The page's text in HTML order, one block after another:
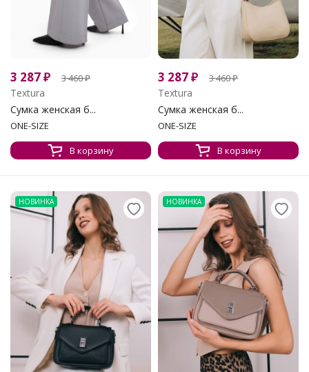
3 287₽ 3 460₽
Textura
Сумка женская б...
ONE-SIZE
В корзину
3 287₽ 3 460₽
Textura
Сумка женская б...
ONE-SIZE
В корзину
НОВИНКА НОВИНКА